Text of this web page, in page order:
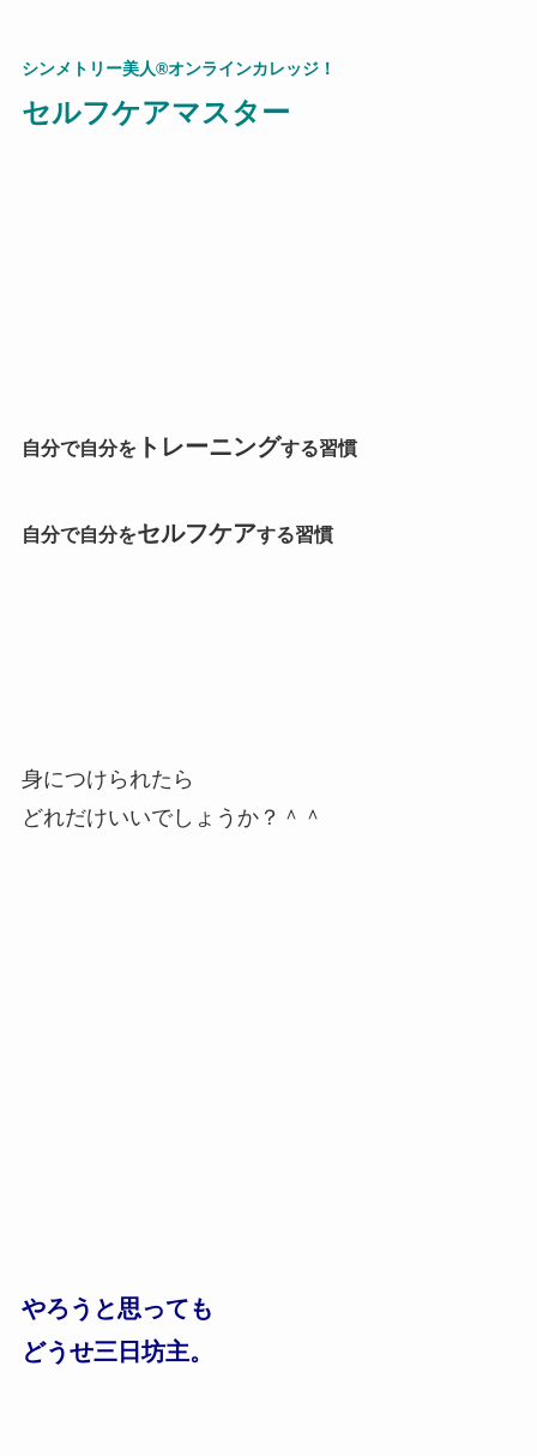
シンメトリー美人®オンラインカレッジ！
セルフケアマスター
自分で自分を トレーニングする習慣
自分で自分をセルフケアする習慣
身につけられたら
どれだけいいでしょうか？＾＾
やろうと思っても
どうせ三日坊主。